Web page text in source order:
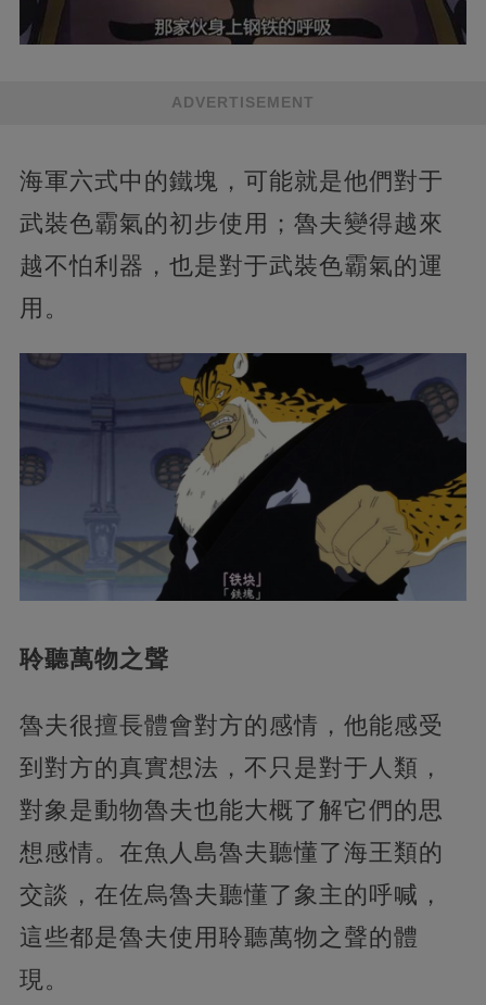
ADVERTISEMENT
海軍六式中的鐵塊，可能就是他們對于
武裝色霸氣的初步使用；魯夫變得越來
越不怕利器，也是對于武裝色霸氣的運
用。
聆聽萬物之聲
魯夫很擅長體會對方的感情，他能感受
到對方的真實想法，不只是對于人類，
對象是動物魯夫也能大概了解它們的思
想感情。在魚人島魯夫聽懂了海王類的
交談，在佐烏魯夫聽懂了象主的呼喊，
這些都是魯夫使用聆聽萬物之聲的體
現。